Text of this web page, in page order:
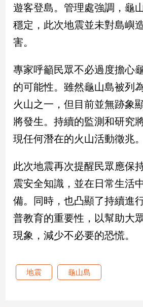
灣
點
娛
樂
娛
樂
星
時
尚
追
星
建
遊客登島。管理處強調，龜
穩定，此次地震並未對島嶼
害。
專家呼籲民眾不必過度擔心
的可能性。雖然龜山島被列
火山之一，但目前並無跡象
將發生。持續的監測和研究
現任何潛在的火山活動徵兆。
此次地震再次提醒民眾應保
震安全知識，並在日常生活
備。同時，也凸顯了持續進
普教育的重要性，以幫助大
現象，減少不必要的恐慌。
地震 龜山島